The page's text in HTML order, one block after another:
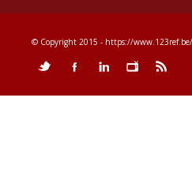
© Copyright 2015 - https://www.123ref.be/